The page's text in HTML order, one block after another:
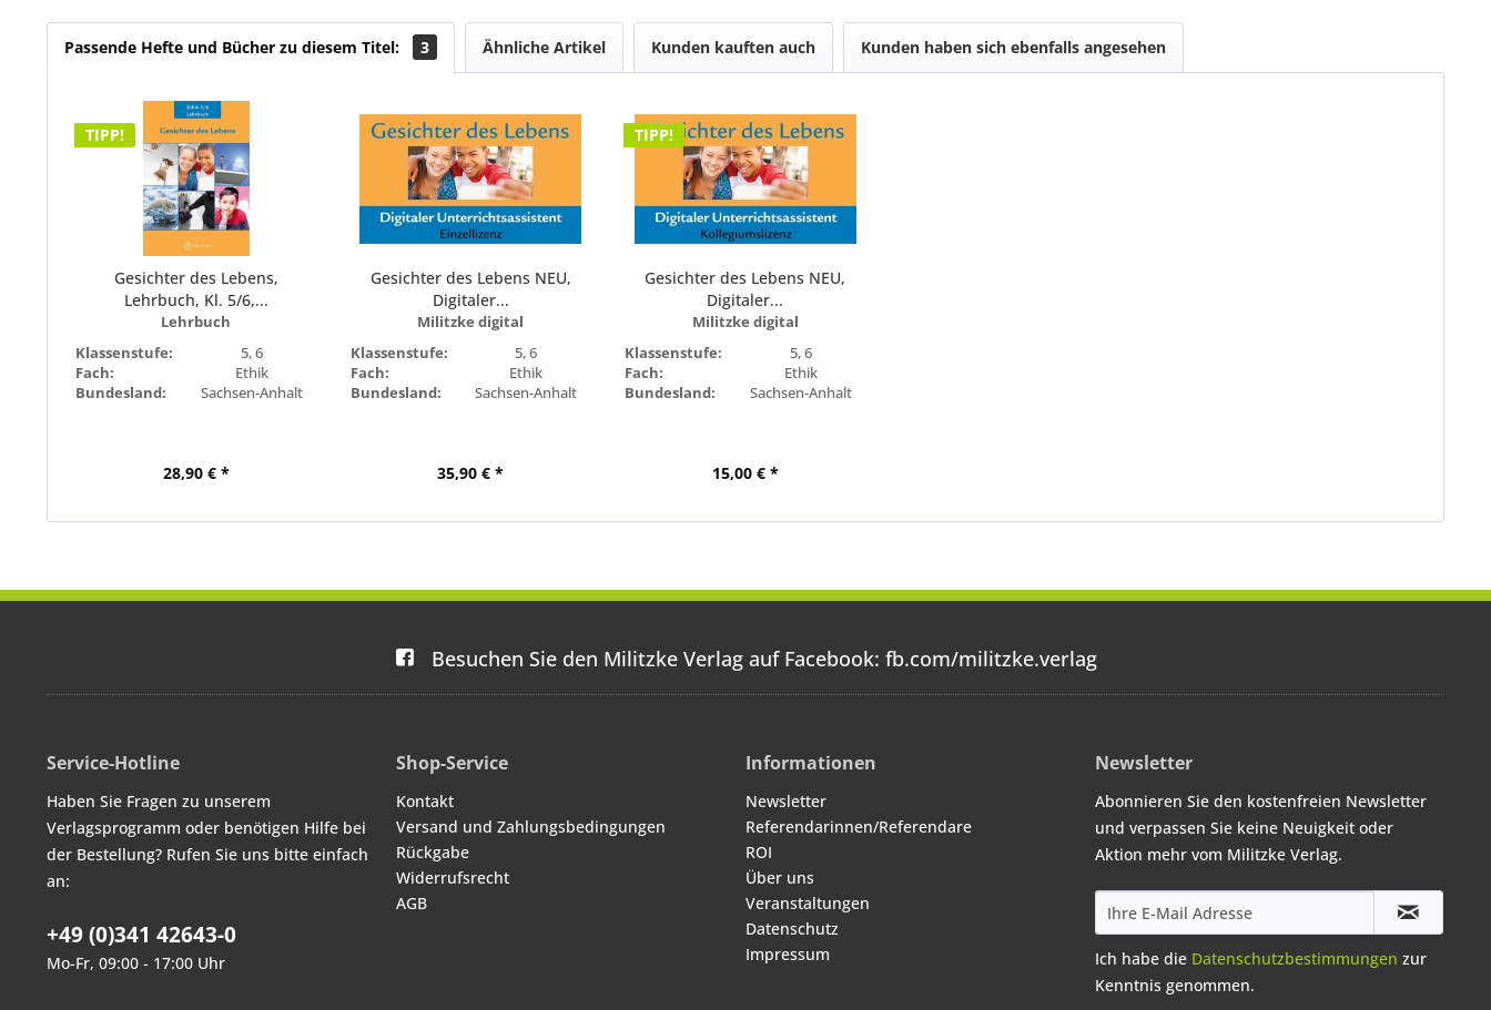
Passende Hefte und Bücher zu diesem Titel: 3 Ähnliche Artikel Kunden kauften auch Kunden haben sich ebenfalls angesehen
TIPP!
Gesichter des Lebens,
Lehrbuch, Kl. 5/6,...
Lehrbuch
Klassenstufe:
5, 6
Fach:
Ethik
Bundesland:
Sachsen-Anhalt
28,90 € *
Gesichter des Lebens NEU,
Digitaler...
Militzke digital
Klassenstufe:
5, 6
Fach:
Ethik
Bundesland:
Sachsen-Anhalt
35,90 € *
TIPP!
Gesichter des Lebens NEU,
Digitaler...
Militzke digital
Klassenstufe:
5, 6
Fach:
Ethik
Bundesland:
Sachsen-Anhalt
15,00 € *
Besuchen Sie den Militzke Verlag auf Facebook: fb.com/militzke.verlag
Service-Hotline
Haben Sie Fragen zu unserem
Verlagsprogramm oder benötigen Hilfe bei
der Bestellung? Rufen Sie uns bitte einfach
an:
+49 (0)341 42643-0
Mo-Fr, 09:00 - 17:00 Uhr
Shop-Service
Kontakt
Versand und Zahlungsbedingungen
Rückgabe
Widerrufsrecht
AGB
Informationen
Newsletter
Referendarinnen/Referendare
ROI
Über uns
Veranstaltungen
Datenschutz
Impressum
Newsletter
Abonnieren Sie den kostenfreien Newsletter
und verpassen Sie keine Neuigkeit oder
Aktion mehr vom Militzke Verlag.
Ich habe die Datenschutzbestimmungen zur
Kenntnis genommen.